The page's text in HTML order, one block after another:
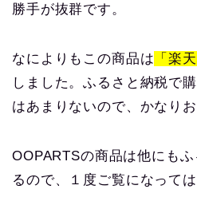
勝手が抜群です。
なによりもこの商品は 「楽
しました。ふるさと納税で
はあまりないので、かなり
OOPARTSの商品は他にも
るので、１度ご覧になって